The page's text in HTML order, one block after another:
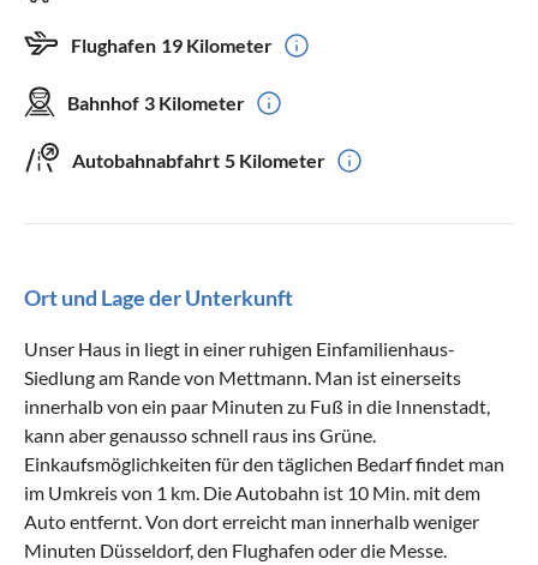
Flughafen 19 Kilometer
Bahnhof 3 Kilometer
Autobahnabfahrt 5 Kilometer
Ort und Lage der Unterkunft
Unser Haus in liegt in einer ruhigen Einfamilienhaus-
Siedlung am Rande von Mettmann. Man ist einerseits
innerhalb von ein paar Minuten zu Fuß in die Innenstadt,
kann aber genausso schnell raus ins Grüne.
Einkaufsmöglichkeiten für den täglichen Bedarf findet man
im Umkreis von 1 km. Die Autobahn ist 10 Min. mit dem
Auto entfernt. Von dort erreicht man innerhalb weniger
Minuten Düsseldorf, den Flughafen oder die Messe.